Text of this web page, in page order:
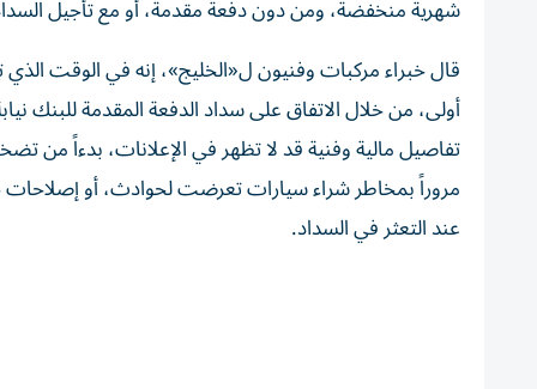
شهرية منخفضة، ومن دون دفعة مقدمة، أو مع تأجيل
قال خبراء مركبات وفنيون ل«الخليج»، إنه في الوقت
أولى، من خلال الاتفاق على سداد الدفعة المقدمة للبنك
مروراً بمخاطر شراء سيارات تعرضت لحوادث، أو إصلاحات
عند التعثر في السداد.